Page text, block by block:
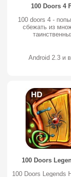
100 Doors 4
100 doors 4 -
сбежать из
Android 2.3 и
100 Doors
100 Doors Legends